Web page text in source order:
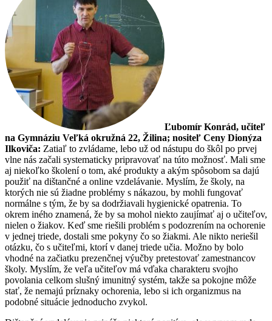
Ľubomír Konrád, učiteľ
na Gymnáziu Veľká okružná 22, Žilina; nositeľ Ceny Dionýza
Ilkoviča: Zatiaľ to zvládame, lebo už od nástupu do škôl po prvej
vlne nás začali systematicky pripravovať na túto možnosť. Mali sme
aj niekoľko školení o tom, aké produkty a akým spôsobom sa dajú
použiť na dištančné a online vzdelávanie. Myslím, že školy, na
ktorých nie sú žiadne problémy s nákazou, by mohli fungovať
normálne s tým, že by sa dodržiavali hygienické opatrenia. To
okrem iného znamená, že by sa mohol niekto zaujímať aj o učiteľov,
nielen o žiakov. Keď sme riešili problém s podozrením na ochorenie
v jednej triede, dostali sme pokyny čo so žiakmi. Ale nikto neriešil
otázku, čo s učiteľmi, ktorí v danej triede učia. Možno by bolo
vhodné na začiatku prezenčnej výučby pretestovať zamestnancov
školy. Myslím, že veľa učiteľov má vďaka charakteru svojho
povolania celkom slušný imunitný systém, takže sa pokojne môže
stať, že nemajú príznaky ochorenia, lebo si ich organizmus na
podobné situácie jednoducho zvykol.